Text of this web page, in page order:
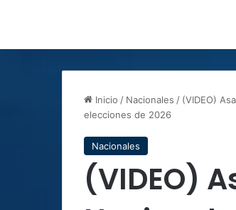
Inicio / Nacionales / (VIDEO)
elecciones de 2026
Nacionales
(VIDEO)